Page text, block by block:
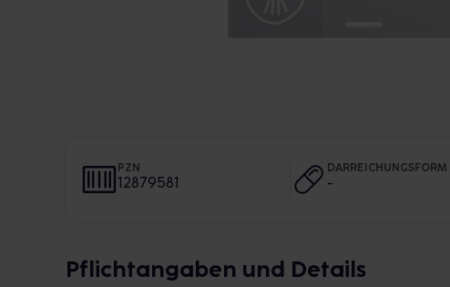
PZN
12879581
DARREICHUNGSFORM
-
Pflichtangaben und Details